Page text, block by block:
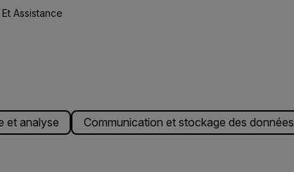
Assistance
et analyse Communication et stockage des données